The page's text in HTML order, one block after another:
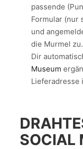
passende
Formular (nur
und
die Murmel
Dir
Museum
Lieferadresse
SOCIAL